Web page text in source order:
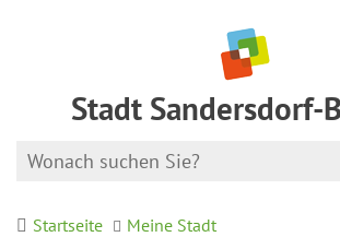
Stadt Sandersdorf-
Startseite Meine Stadt